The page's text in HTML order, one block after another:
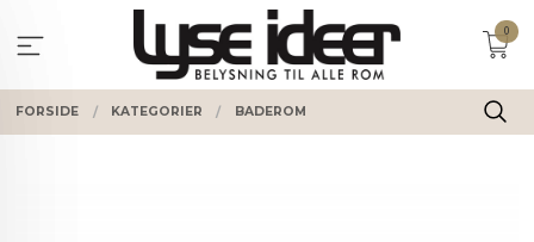
innholdet
0
FORSIDE KATEGORIER BADEROM